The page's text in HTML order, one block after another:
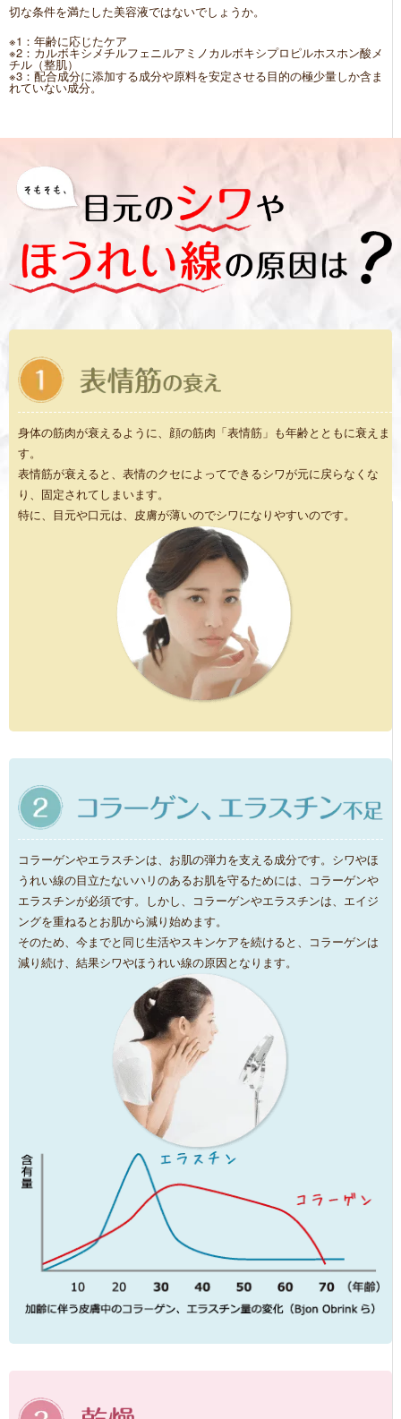
切な条件を満たした美容液ではないでしょうか。
※1：年齢に応じたケア
※2：カルボキシメチルフェニルアミノカルボキシプロピルホスホン酸メ
チル（整肌）
※3：配合成分に添加する成分や原料を安定させる目的の極少量しか含ま
れていない成分。
身体の筋肉が衰えるように、顔の筋肉「表情筋」も年齢とともに衰えま
す。
表情筋が衰えると、表情のクセによってできるシワが元に戻らなくな
り、固定されてしまいます。
特に、目元や口元は、皮膚が薄いのでシワになりやすいのです。
コラーゲンやエラスチンは、お肌の弾力を支える成分です。シワやほ
うれい線の目立たないハリのあるお肌を守るためには、コラーゲンや
エラスチンが必須です。しかし、コラーゲンやエラスチンは、エイジ
ングを重ねるとお肌から減り始めます。
そのため、今までと同じ生活やスキンケアを続けると、コラーゲンは
減り続け、結果シワやほうれい線の原因となります。